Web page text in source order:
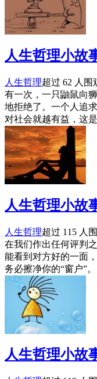
人生哲理小故
人生哲理超过 62 人围
有一次，一只鼬鼠向
地拒绝了。一个人追
对社会就越有益，这
人生哲理小故
人生哲理超过 115 人
在我们作出任何评判
能看到对方好的一面
务必擦净你的“窗户”
人生哲理小故